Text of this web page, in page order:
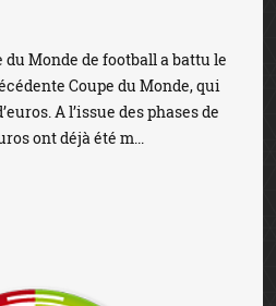
du Monde de football a battu le
Coupe du Monde, qui
A l’issue des phases de
ont déjà été m...